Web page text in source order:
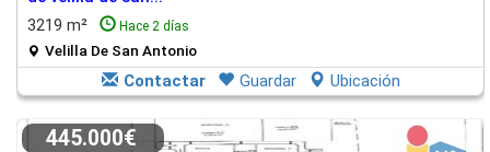
3219 m²
Hace 2 días
Velilla De San Antonio
Contactar Guardar Ubicación
445.000€